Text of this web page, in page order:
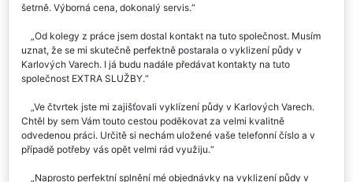
šetrně. Výborná cena, dokonalý servis.
Od kolegy z práce jsem dostal kontakt na tuto společnost. Musím
uznat, že se mi skutečně perfektně postarala o vyklizení půdy v
Karlových Varech. I já budu nadále předávat kontakty na tuto
společnost EXTRA SLUŽBY.
Ve čtvrtek jste mi zajišťovali vyklízení půdy v Karlových Varech.
Chtěl by sem Vám touto cestou poděkovat za velmi kvalitně
odvedenou práci. Určitě si nechám uložené vaše telefonní číslo a v
případě potřeby vás opět velmi rád využiju.
Naprosto perfektní splnění mé objednávky na vyklizení půdy v